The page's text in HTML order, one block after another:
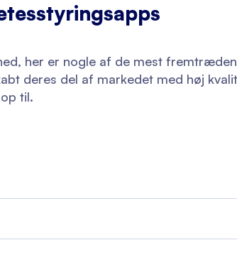
her er nogle af de mest
deres del af markedet med høj
til.